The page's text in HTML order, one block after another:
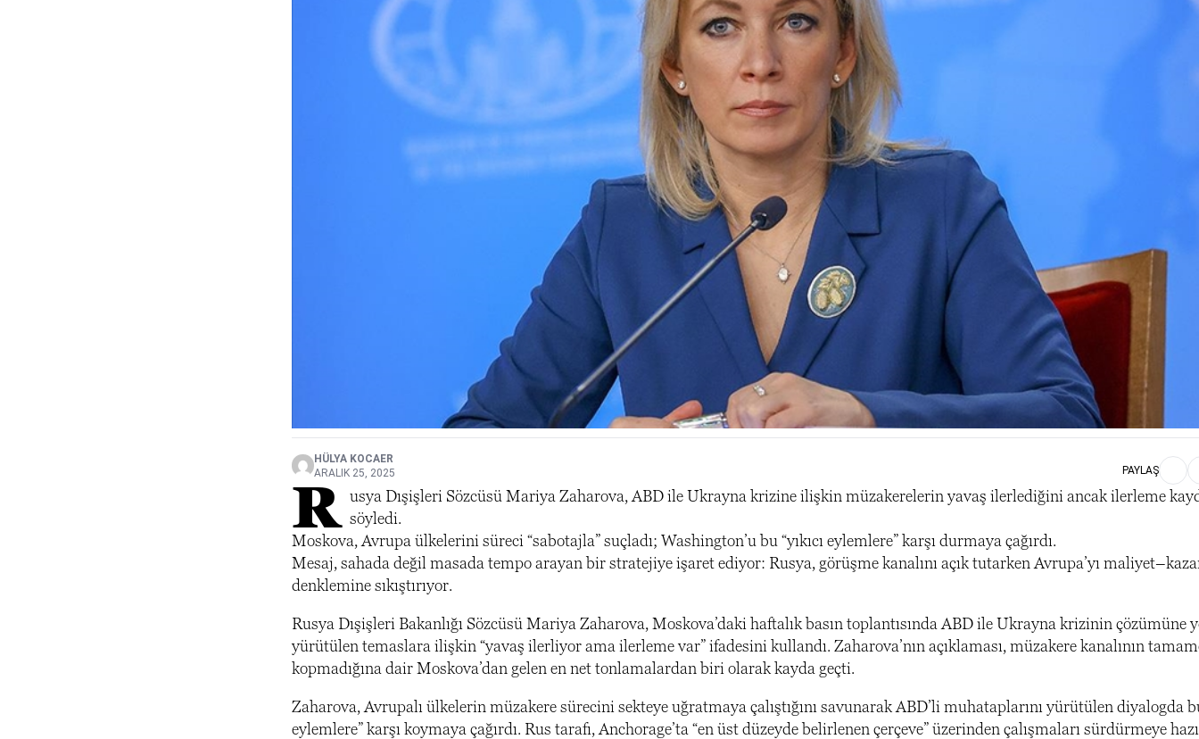
HÜLYA KOCAER
ARALIK 25, 2025
PAYLAŞ
R usya Dışişleri Sözcüsü Mariya Zaharova, ABD ile Ukrayna krizine ilişkin müzakerelerin yavaş ilerlediğini ancak ilerleme
söyledi.
Moskova, Avrupa ülkelerini süreci “sabotajla” suçladı; Washington’u bu “yıkıcı eylemlere” karşı durmaya çağırdı.
Mesaj, sahada değil masada tempo arayan bir stratejiye işaret ediyor: Rusya, görüşme kanalını açık tutarken Avrupa’yı
denklemine sıkıştırıyor.
Rusya Dışişleri Bakanlığı Sözcüsü Mariya Zaharova, Moskova’daki haftalık basın toplantısında ABD ile Ukrayna krizinin çözümüne
yürütülen temaslara ilişkin “yavaş ilerliyor ama ilerleme var” ifadesini kullandı. Zaharova’nın açıklaması, müzakere kanalının
kopmadığına dair Moskova’dan gelen en net tonlamalardan biri olarak kayda geçti.
Zaharova, Avrupalı ülkelerin müzakere sürecini sekteye uğratmaya çalıştığını savunarak ABD’li muhataplarını yürütülen diyalogda bu
eylemlere” karşı koymaya çağırdı. Rus tarafı, Anchorage’ta “en üst düzeyde belirlenen çerçeve” üzerinden çalışmaları sürdürmeye